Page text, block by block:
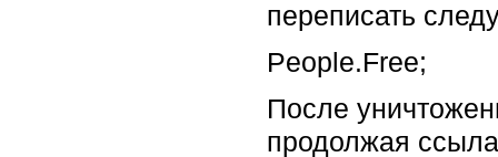
переписать
People.Free;
После
продолжая